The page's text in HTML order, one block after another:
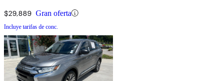
$29,889 Gran oferta
Incluye tarifas de conc.